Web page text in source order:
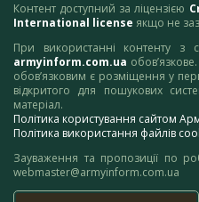
Контент доступний за ліцензією
International license якщо не
При використанні контенту з
armyinform.com.ua
обов’язковим є розміщення у
відкритого для пошукових
матеріал.
Політика користування сайтом
Політика використання файлів
Зауваження та пропозиції по
webmaster@armyinform.com.ua